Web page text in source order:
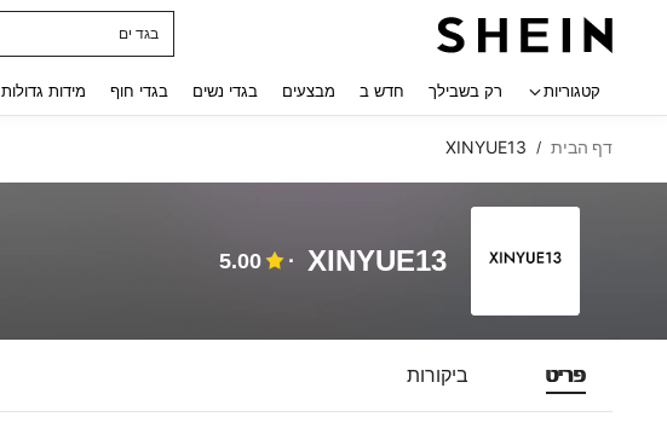
בגד ים
קטגוריות רק בשבילך חדש ב מבצעים בגדי נשים בגדי חוף מידות גדולות
דף הבית /
XINYUE13
XINYUE13
5.00
פריט ביקורות